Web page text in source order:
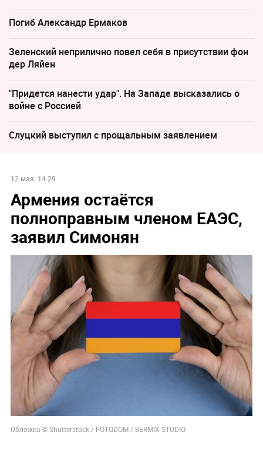
Погиб Александр Ермаков
Зеленский неприлично повел cебя в присутствии фон
дер Ляйен
"Придется нанести удар". На Западе высказались о
войне с Россией
Слуцкий выступил с прощальным заявлением
12 мая, 14:29
Армения остаётся
полноправным членом ЕАЭС,
заявил Симонян
Обложка © Shutterstock / FOTODOM / BERMIX STUDIO